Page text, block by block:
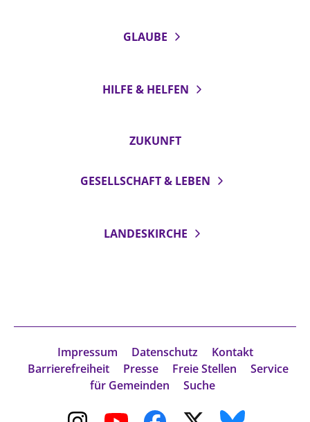
GLAUBE
HILFE & HELFEN
ZUKUNFT
GESELLSCHAFT & LEBEN
LANDESKIRCHE
Impressum Datenschutz
Kontakt
Barrierefreiheit
Presse Freie Stellen
Service
für Gemeinden
Suche